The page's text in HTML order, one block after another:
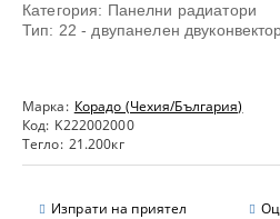
Категория: Панелни радиатори
Тип: 22 - двупанелен
Марка: Корадо (Чехия/България)
Код: K222002000
Тегло: 21.200кг
Изпрати на приятел